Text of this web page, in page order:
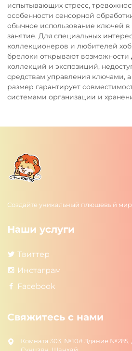
испытывающих стресс,
особенности сенсорной
обычное использование ключей
занятие. Для специальных
коллекционеров и любителей
брелоки открывают возможности
коллекций и экспозиций,
средствам управления ключами,
размер гарантирует
системами организации и
Создайте уникальный плюшевый мир
Наши услуги
Твиттер
Инстаграм
Facebook
Свяжитесь с нами
Комната 303, №10# Здание №285,
Сунцзян, Шанхай